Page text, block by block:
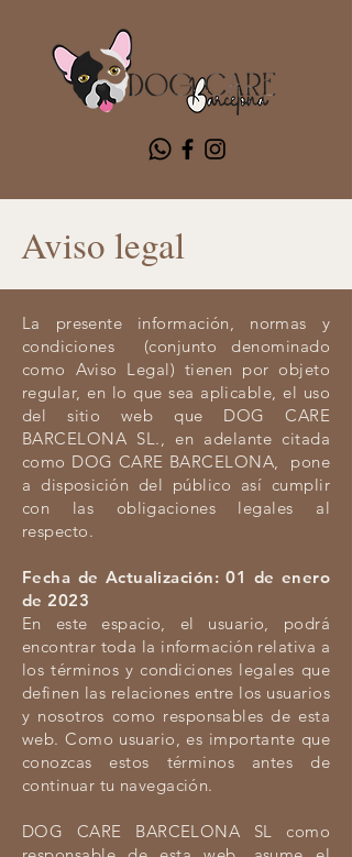
Aviso legal
La presente información, normas y
condiciones (conjunto denominado
como Aviso Legal) tienen por objeto
regular, en lo que sea aplicable, el uso
del sitio web que DOG CARE
BARCELONA SL., en adelante citada
como DOG CARE BARCELONA, pone
a disposición del público así cumplir
con las obligaciones legales al
respecto.
Fecha de Actualización: 01 de enero
de 2023
En este espacio, el usuario, podrá
encontrar toda la información relativa a
los términos y condiciones legales que
definen las relaciones entre los usuarios
y nosotros como responsables de esta
web. Como usuario, es importante que
conozcas estos términos antes de
continuar tu navegación.
DOG CARE BARCELONA SL como